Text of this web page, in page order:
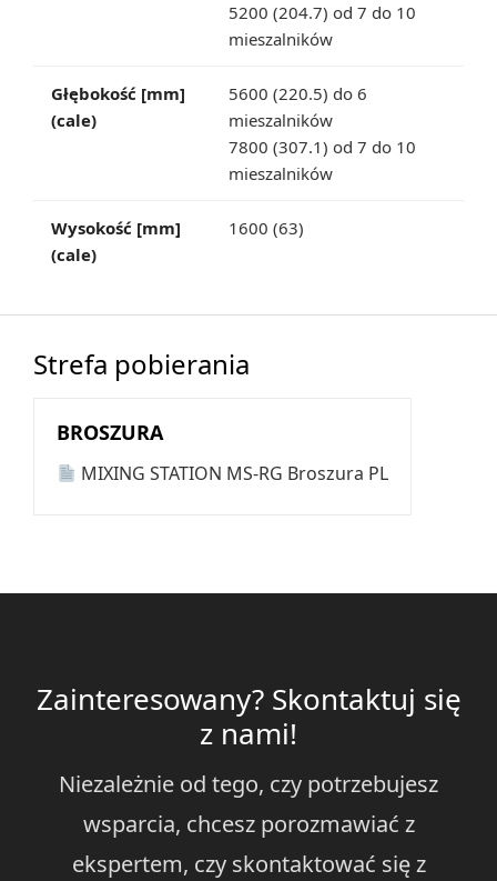
5200 (204.7) od 7 do 10
mieszalników
Głębokość [mm]
(cale)
5600 (220.5) do 6
mieszalników
7800 (307.1) od 7 do 10
mieszalników
Wysokość [mm]
(cale)
1600 (63)
Strefa pobierania
BROSZURA
MIXING STATION MS-RG Broszura PL
Zainteresowany? Skontaktuj się
z nami!
Niezależnie od tego, czy potrzebujesz
wsparcia, chcesz porozmawiać z
ekspertem, czy skontaktować się z